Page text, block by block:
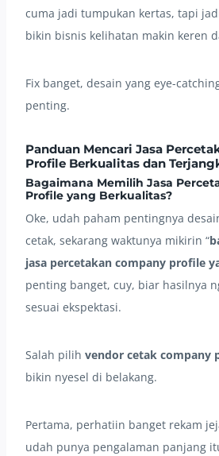
cuma jadi tumpukan kertas, tapi
bikin bisnis kelihatan makin keren
Fix banget, desain yang eye-
penting.
Panduan Mencari Jasa
Profile Berkualitas dan
Bagaimana Memilih Jasa
Profile yang Berkualitas?
Oke, udah paham pentingnya
cetak, sekarang waktunya mikirin “
jasa percetakan company profile
penting banget, cuy, biar hasilnya
sesuai ekspektasi.
Salah pilih vendor cetak company
bikin nyesel di belakang.
Pertama, perhatiin banget rekam
udah punya pengalaman panjang